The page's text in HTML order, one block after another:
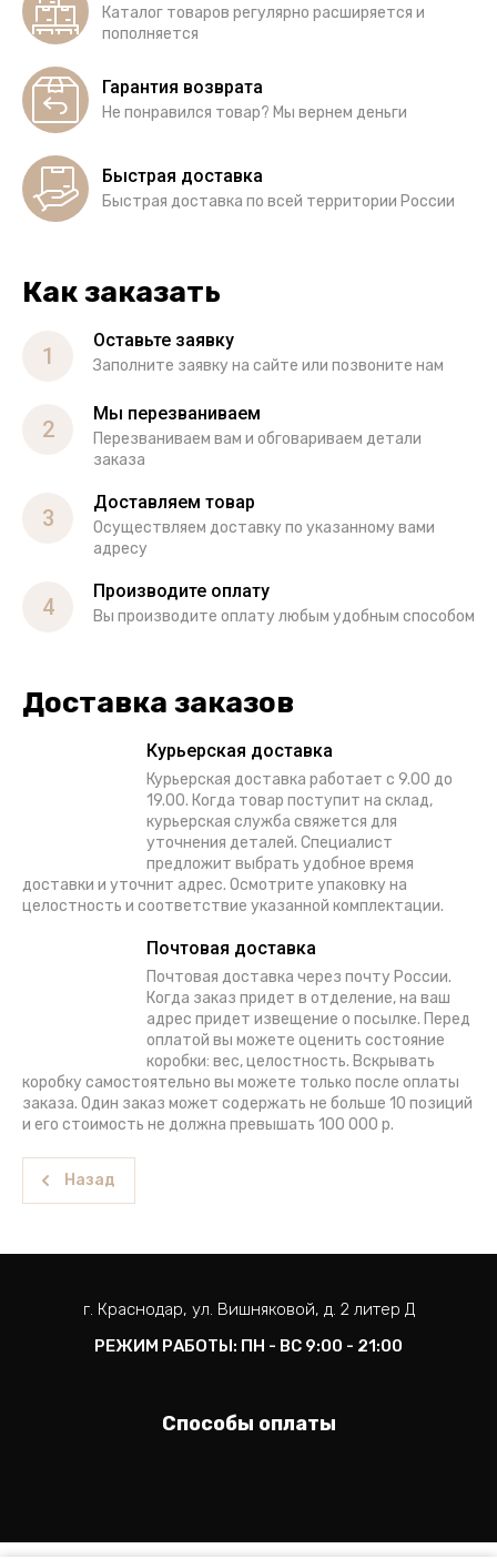
Каталог товаров регулярно расширяется и
пополняется
Гарантия возврата
Не понравился товар? Мы вернем деньги
Быстрая доставка
Быстрая доставка по всей территории России
Как заказать
1
Оставьте заявку
Заполните заявку на сайте или позвоните нам
2
Мы перезваниваем
Перезваниваем вам и обговариваем детали
заказа
3
Доставляем товар
Осуществляем доставку по указанному вами
адресу
4
Производите оплату
Вы производите оплату любым удобным способом
Доставка заказов
Курьерская доставка
Курьерская доставка работает с 9.00 до
19.00. Когда товар поступит на склад,
курьерская служба свяжется для
уточнения деталей. Специалист
предложит выбрать удобное время
доставки и уточнит адрес. Осмотрите упаковку на
целостность и соответствие указанной комплектации.
Почтовая доставка
Почтовая доставка через почту России.
Когда заказ придет в отделение, на ваш
адрес придет извещение о посылке. Перед
оплатой вы можете оценить состояние
коробки: вес, целостность. Вскрывать
коробку самостоятельно вы можете только после оплаты
заказа. Один заказ может содержать не больше 10 позиций
и его стоимость не должна превышать 100 000 р.
Назад
г. Краснодар, ул. Вишняковой, д. 2 литер Д
РЕЖИМ РАБОТЫ: ПН - ВС 9:00 - 21:00
Способы оплаты